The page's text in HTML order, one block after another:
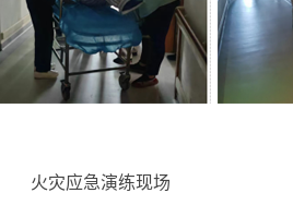
火灾应急演练现场